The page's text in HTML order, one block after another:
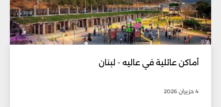
أماكن عائلية في عاليه - لبنان
4 حزيران 2026